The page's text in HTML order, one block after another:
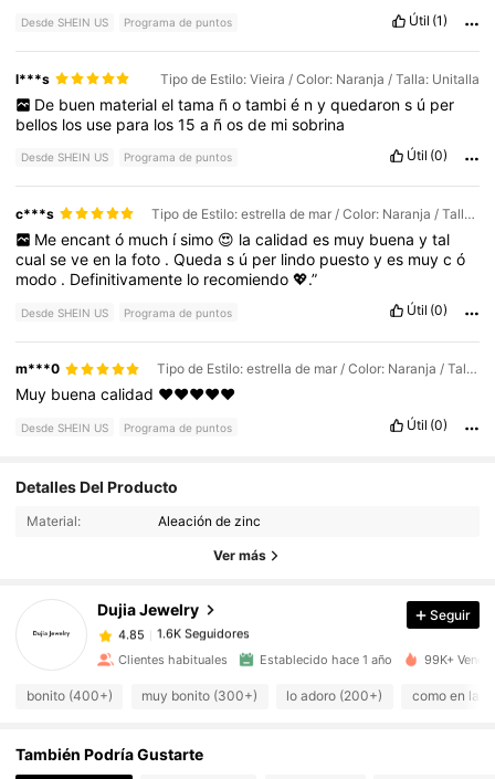
Desde SHEIN US Programa de puntos Útil (1)
l***s Tipo de Estilo: Vieira / Color: Naranja / Talla: Unitalla
De buen material el tama ñ o tambi é n y quedaron s ú per
bellos los use para los15a ñosde misobrina
Desde SHEIN US Programa de puntos Útil (0)
c***s Tipo de Estilo: estrella de mar / Color: Naranja / Talla: Unitalla
Me encant ó much ísimo 😍 la calidad es muy buena y tal
cualseveen lafoto .Quedas ú per lindo puestoyes muycó
modo . Definitivamente lo recomiendo💖.”
Desde SHEIN US Programa de puntos Útil (0)
m***0 Tipo de Estilo: estrella de mar / Color: Naranja / Talla: Unitalla
Muy buenacalidad ❤️❤️❤️❤️❤️
Desde SHEIN US Programa de puntos Útil (0)
Detalles Del Producto
Material: Aleación de zinc
Ver más
Dujia Jewelry
4.85 1.6K Seguidores
1.6K Seguidores
4.85
1.6K Seguidores
a***n
pagóHace 1 día
4.85 1.6K Seguidores
Seguir
Clientes habituales Establecido hace 1 año 99K+
bonito (400+) muy bonito (300+) lo adoro (200+) como en las
También Podría Gustarte